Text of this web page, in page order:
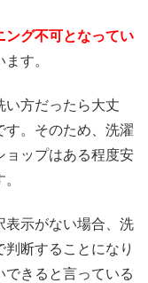
ング不可となってい
す。
い方だったら大丈
す。そのため、洗濯
ョップはある程度安
表示がない場合、洗
断することになり
できると言っている